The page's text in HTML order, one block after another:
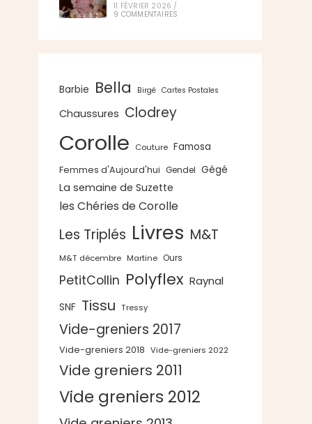
11 FÉVRIER 2026 /
9 COMMENTAIRES
Barbie Bella Birgé Cartes Postales
Chaussures Clodrey
Corolle Couture Famosa
Femmes d'Aujourd'hui Gendel Gégé
La semaine de Suzette
les Chéries de Corolle
Les Triplés Livres M&T
M&T décembre Martine Ours
PetitCollin Polyflex Raynal
SNF Tissu Tressy
Vide-greniers 2017
Vide-greniers 2018 Vide-greniers 2022
Vide greniers 2011
Vide greniers 2012